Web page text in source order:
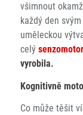
všimnout
každý den
uměleckou
celý
vyrobila.
Kognitivně
Co může těšit